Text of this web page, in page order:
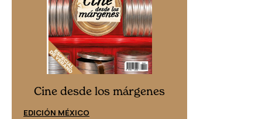
Cine desde los márgenes
EDICIÓN MÉXICO